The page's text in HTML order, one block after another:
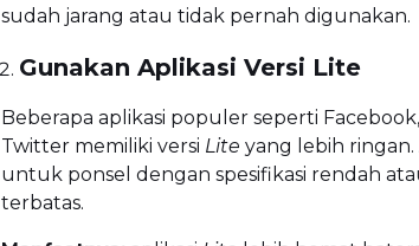
sudah jarang atau tidak pernah digunakan.
Gunakan Aplikasi Versi Lite
Beberapa aplikasi populer seperti
Twitter memiliki versi Lite yang lebih ringan.
untuk ponsel dengan spesifikasi rendah
terbatas.